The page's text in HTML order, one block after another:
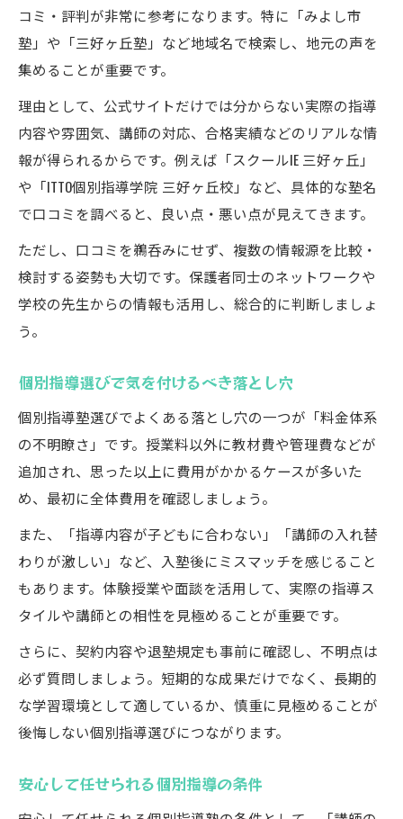
コミ・評判が非常に参考になります。特に「みよし市
塾」や「三好ヶ丘塾」など地域名で検索し、地元の声を
集めることが重要です。
理由として、公式サイトだけでは分からない実際の指導
内容や雰囲気、講師の対応、合格実績などのリアルな情
報が得られるからです。例えば「スクールIE 三好ヶ丘」
や「ITTO個別指導学院 三好ヶ丘校」など、具体的な塾名
で口コミを調べると、良い点・悪い点が見えてきます。
ただし、口コミを鵜呑みにせず、複数の情報源を比較・
検討する姿勢も大切です。保護者同士のネットワークや
学校の先生からの情報も活用し、総合的に判断しましょ
う。
個別指導選びで気を付けるべき落とし穴
個別指導塾選びでよくある落とし穴の一つが「料金体系
の不明瞭さ」です。授業料以外に教材費や管理費などが
追加され、思った以上に費用がかかるケースが多いた
め、最初に全体費用を確認しましょう。
また、「指導内容が子どもに合わない」「講師の入れ替
わりが激しい」など、入塾後にミスマッチを感じること
もあります。体験授業や面談を活用して、実際の指導ス
タイルや講師との相性を見極めることが重要です。
さらに、契約内容や退塾規定も事前に確認し、不明点は
必ず質問しましょう。短期的な成果だけでなく、長期的
な学習環境として適しているか、慎重に見極めることが
後悔しない個別指導選びにつながります。
安心して任せられる個別指導の条件